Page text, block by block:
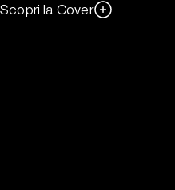
Scopri la Cover